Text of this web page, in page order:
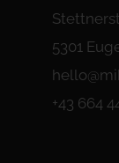
5301
+43 664